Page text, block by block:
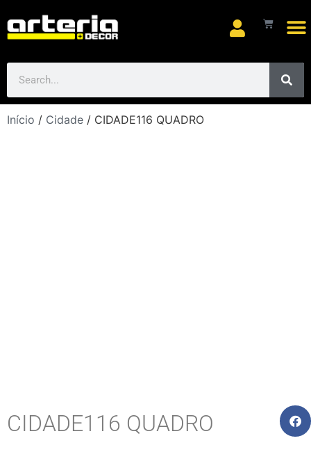
Início / Cidade / CIDADE116 QUADRO
CIDADE116 QUADRO